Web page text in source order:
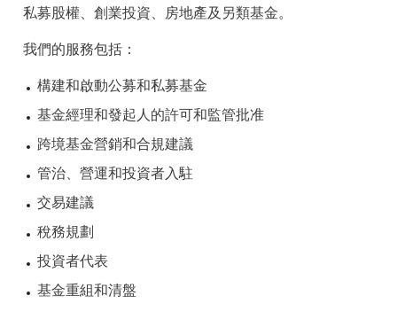
私募股權、創業投資、房地產及另類基金。
我們的服務包括：
構建和啟動公募和私募基金
基金經理和發起人的許可和監管批准
跨境基金營銷和合規建議
管治、營運和投資者入駐
交易建議
稅務規劃
投資者代表
基金重組和清盤